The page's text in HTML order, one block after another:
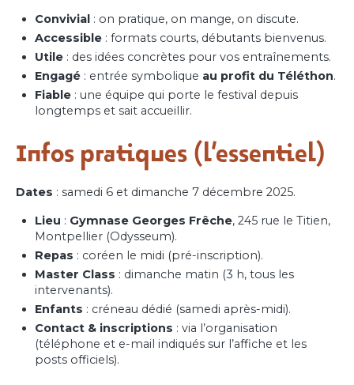
Convivial : on pratique, on mange, on discute.
Accessible : formats courts, débutants bienvenus.
Utile : des idées concrètes pour vos entraînements.
Engagé : entrée symbolique au profit du Téléthon.
Fiable : une équipe qui porte le festival depuis
longtemps et sait accueillir.
Infos pratiques (l’essentiel)
Dates : samedi 6 et dimanche 7 décembre 2025.
Lieu : Gymnase Georges Frêche, 245 rue le Titien,
Montpellier (Odysseum).
Repas : coréen le midi (pré-inscription).
Master Class : dimanche matin (3 h, tous les
intervenants).
Enfants : créneau dédié (samedi après-midi).
Contact & inscriptions : via l’organisation
(téléphone et e-mail indiqués sur l’affiche et les
posts officiels).